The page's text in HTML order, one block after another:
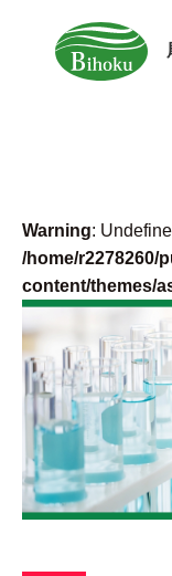
Warning:
/home/r2278260/
content/themes/